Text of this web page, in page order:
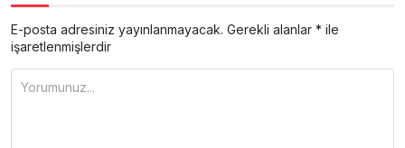
E-posta adresiniz yayınlanmayacak. Gerekli alanlar * ile
işaretlenmişlerdir